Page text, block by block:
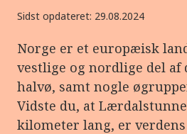
Sidst opdateret: 29.08.2024
Norge er et europæisk
vestlige og nordlige del af
halvø, samt nogle
Vidste du, at
kilometer lang, er